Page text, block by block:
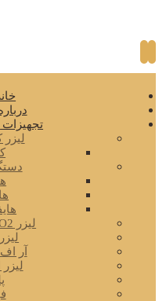
لیزر CO2 فرکشنال
آر